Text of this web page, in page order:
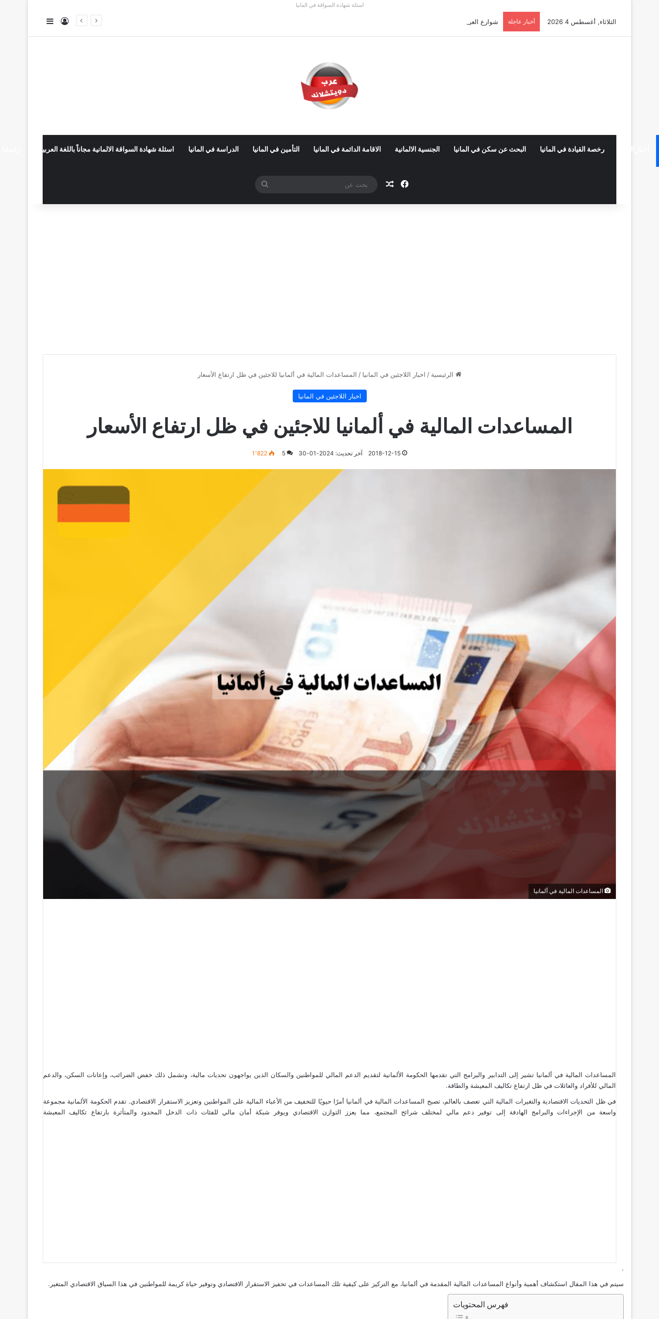
اسئلة شهادة السواقة في المانيا
الثلاثاء, أغسطس 4 2026 أخبار عاجلة شوارع العرب في ألمانيا 2026: الدليل الشامل للخدمات، المحلات، وأسرار الجالية في كل مدينة تسجيل الدخول
رخصة القيادة في المانيا البحث عن سكن في المانيا الجنسية الالمانية الاقامة الدائمة في المانيا التأمين في المانيا الدراسة في المانيا اسئلة شهادة السواقة الالمانية مجاناً باللغة العربية
فيسبوكمقال عشوائي
الرئيسية / اخبار اللاجئين في المانيا / المساعدات المالية في ألمانيا للاجئين في ظل ارتفاع الأسعار
اخبار اللاجئين في المانيا
المساعدات المالية في ألمانيا للاجئين في ظل ارتفاع الأسعار
2018-12-15 آخر تحديث: 2024-01-30 5 1٬822
المساعدات المالية في ألمانيا
المساعدات المالية في ألمانيا تشير إلى التدابير والبرامج التي تقدمها الحكومة الألمانية لتقديم الدعم المالي للمواطنين والسكان الذين يواجهون تحديات مالية، وتشمل ذلك خفض الضرائب، وإعانات السكن، والدعم
المالي للأفراد والعائلات في ظل ارتفاع تكاليف المعيشة والطاقة.
في ظل التحديات الاقتصادية والتغيرات المالية التي تعصف بالعالم، تصبح المساعدات المالية في ألمانيا أمرًا حيويًا للتخفيف من الأعباء المالية على المواطنين وتعزيز الاستقرار الاقتصادي. تقدم الحكومة الألمانية مجموعة
واسعة من الإجراءات والبرامج الهادفة إلى توفير دعم مالي لمختلف شرائح المجتمع، مما يعزز التوازن الاقتصادي ويوفر شبكة أمان مالي للفئات ذات الدخل المحدود والمتأثرة بارتفاع تكاليف المعيشة
.
سيتم في هذا المقال استكشاف أهمية وأنواع المساعدات المالية المقدمة في ألمانيا، مع التركيز على كيفية تلك المساعدات في تحفيز الاستقرار الاقتصادي وتوفير حياة كريمة للمواطنين في هذا السياق الاقتصادي المتغير.
فهرس المحتويات